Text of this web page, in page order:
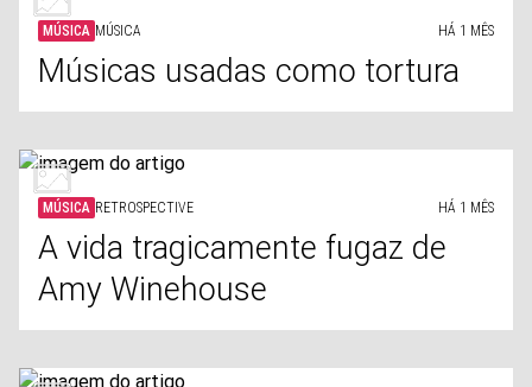
MÚSICA MÚSICA HÁ 1 MÊS
Músicas usadas como tortura
MÚSICA RETROSPECTIVE HÁ 1 MÊS
A vida tragicamente fugaz de
Amy Winehouse